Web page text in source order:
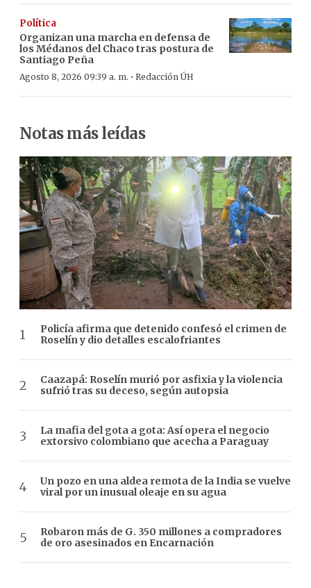
Política
Organizan una marcha en defensa de
los Médanos del Chaco tras postura de
Santiago Peña
Agosto 8, 2026 09:39 a. m. · Redacción ÚH
Notas más leídas
Policía afirma que detenido confesó el crimen de
Roselín y dio detalles escalofriantes
Caazapá: Roselín murió por asfixia y la violencia
sufrió tras su deceso, según autopsia
La mafia del gota a gota: Así opera el negocio
extorsivo colombiano que acecha a Paraguay
Un pozo en una aldea remota de la India se vuelve
viral por un inusual oleaje en su agua
Robaron más de G. 350 millones a compradores
de oro asesinados en Encarnación